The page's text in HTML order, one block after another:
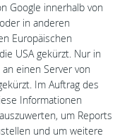
Google innerhalb von
in anderen
Europäischen
USA gekürzt. Nur in
einen Server von
Im Auftrag des
Informationen
um Reports
und um weitere